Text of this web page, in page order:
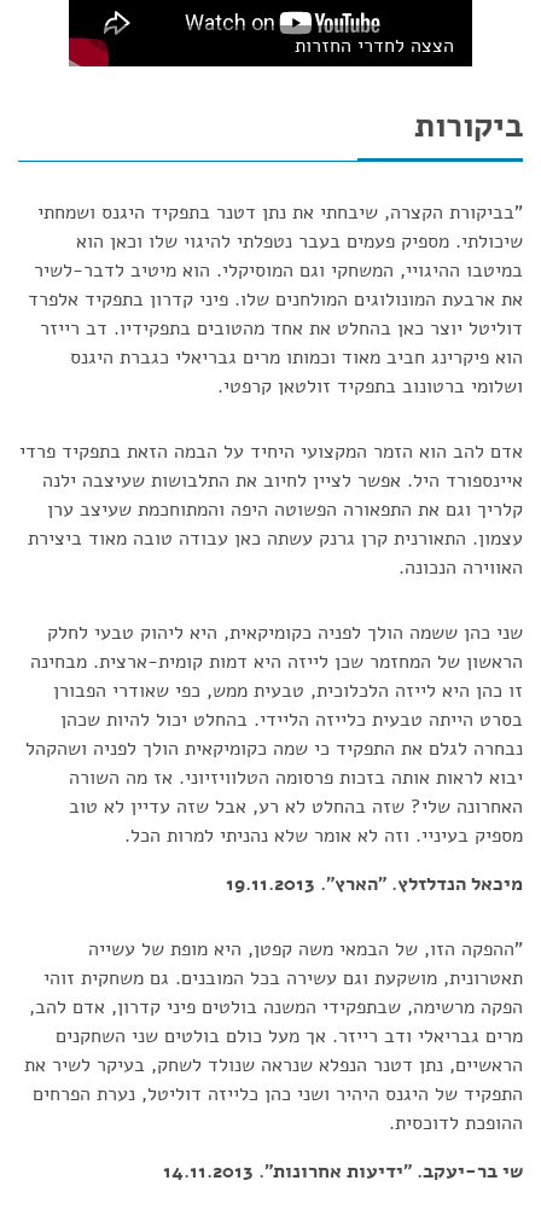
הצצה לחדרי החזרות
ביקורות
"בביקורת הקצרה, שיבחתי את נתן דטנר בתפקיד היגנס ושמחתי
שיכולתי. מספיק פעמים בעבר נטפלתי להיגוי שלו וכאן הוא
במיטבו ההיגויי, המשחקי וגם המוסיקלי. הוא מיטיב לדבר-לשיר
את ארבעת המונולוגים המולחנים שלו. פיני קדרון בתפקיד אלפרד
דוליטל יוצר כאן בהחלט את אחד מהטובים בתפקידיו. דב רייזר
הוא פיקרינג חביב מאוד וכמותו מרים גבריאלי כגברת היגנס
ושלומי ברטונוב בתפקיד זולטאן קרפטי.
אדם להב הוא הזמר המקצועי היחיד על הבמה הזאת בתפקיד פרדי
איינספורד היל. אפשר לציין לחיוב את התלבושות שעיצבה ילנה
קלריך וגם את התפאורה הפשוטה היפה והמתוחכמת שעיצב ערן
עצמון. התאורנית קרן גרנק עשתה כאן עבודה טובה מאוד ביצירת
האווירה הנכונה.
שני כהן ששמה הולך לפניה כקומיקאית, היא ליהוק טבעי לחלק
הראשון של המחזמר שכן לייזה היא דמות קומית-ארצית. מבחינה
זו כהן היא לייזה הלכלוכית, טבעית ממש, כפי שאודרי הפבורן
בסרט הייתה טבעית כלייזה הליידי. בהחלט יכול להיות שכהן
נבחרה לגלם את התפקיד כי שמה כקומיקאית הולך לפניה ושהקהל
יבוא לראות אותה בזכות פרסומה הטלוויזיוני. אז מה השורה
האחרונה שלי? שזה בהחלט לא רע, אבל שזה עדיין לא טוב
מספיק בעיניי. וזה לא אומר שלא נהניתי למרות הכל.
מיכאל הנדלזלץ. "הארץ". 19.11.2013
"ההפקה הזו, של הבמאי משה קפטן, היא מופת של עשייה
תאטרונית, מושקעת וגם עשירה בכל המובנים. גם משחקית זוהי
הפקה מרשימה, שבתפקידי המשנה בולטים פיני קדרון, אדם להב,
מרים גבריאלי ודב רייזר. אך מעל כולם בולטים שני השחקנים
הראשיים, נתן דטנר הנפלא שנראה שנולד לשחק, בעיקר לשיר את
התפקיד של היגנס היהיר ושני כהן כלייזה דוליטל, נערת הפרחים
ההופכת לדוכסית.
שי בר-יעקב. "ידיעות אחרונות". 14.11.2013